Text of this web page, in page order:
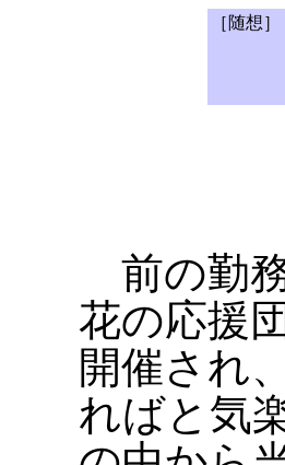
［随想］
前の勤
花の応援
開催され
ればと気